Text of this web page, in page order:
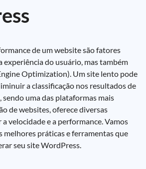
de um website são fatores
experiência do usuário, mas também
Optimization). Um site lento pode
a classificação nos resultados de
sendo uma das plataformas mais
de websites, oferece diversas
velocidade e a performance. Vamos
melhores práticas e ferramentas que
seu site WordPress.